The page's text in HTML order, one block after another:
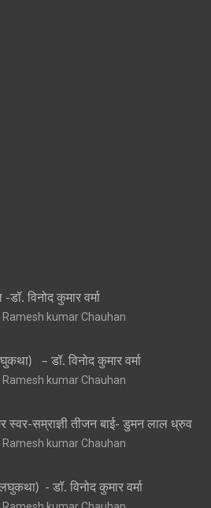
विनोद कुमार वर्मा
Ramesh kumar Chauhan
– डॉ. विनोद कुमार वर्मा
Ramesh kumar Chauhan
स्वर-सम्राज्ञी तीजन बाई- डुमन लाल ध्रुव
Ramesh kumar Chauhan
​- डॉ. विनोद कुमार वर्मा